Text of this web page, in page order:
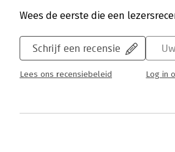
Wees de eerste die een
Schrijf een recensie
Lees ons recensiebeleid Log in